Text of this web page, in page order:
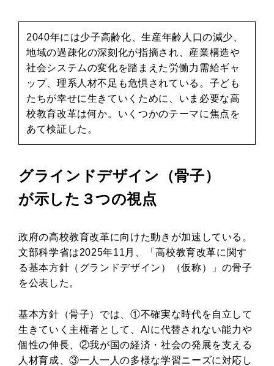
2040年には少子高齢化、生産年齢人口の減少、
地域の過疎化の深刻化が指摘され、産業構造や
社会システムの変化を踏まえた労働力需給ギャ
ップ、理系人材不足も危惧されている。子ども
たちが幸せに生きていくために、いま必要な高
校教育改革は何か。いくつかのテーマに焦点を
あて検証した。
グラインドデザイン（骨子）
が示した３つの視点
政府の高校教育改革に向けた動きが加速している。
文部科学省は2025年11月、「高校教育改革に関す
る基本方針（グランドデザイン）（仮称）」の骨子
を公表した。
基本方針（骨子）では、①不確実な時代を自立して
生きていく主権者として、AIに代替されない能力や
個性の伸長、②我が国の経済・社会の発展を支える
人材育成、③一人一人の多様な学習ニーズに対応し